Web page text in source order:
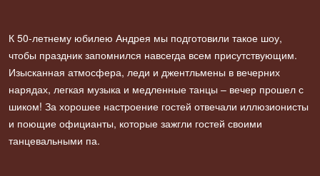
К 50-летнему юбилею Андрея мы подготовили такое шоу,
чтобы праздник запомнился навсегда всем присутствующим.
Изысканная атмосфера, леди и джентльмены в вечерних
нарядах, легкая музыка и медленные танцы – вечер прошел с
шиком! За хорошее настроение гостей отвечали иллюзионисты
и поющие официанты, которые зажгли гостей своими
танцевальными па.